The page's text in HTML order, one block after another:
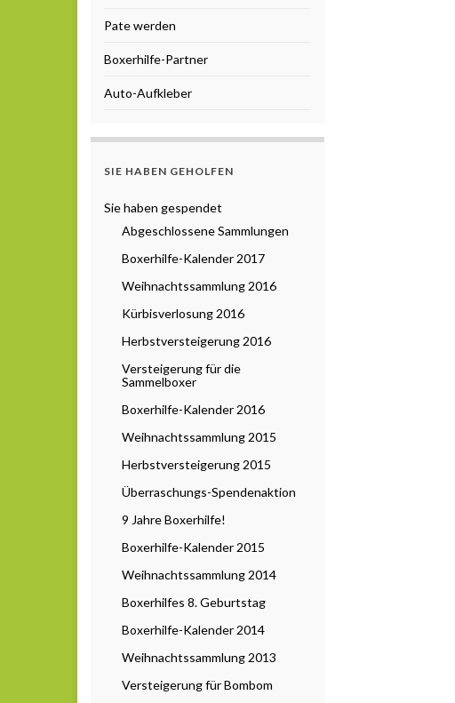
Pate werden
Boxerhilfe-Partner
Auto-Aufkleber
SIE HABEN GEHOLFEN
Sie haben gespendet
Abgeschlossene Sammlungen
Boxerhilfe-Kalender 2017
Weihnachtssammlung 2016
Kürbisverlosung 2016
Herbstversteigerung 2016
Versteigerung für die
Sammelboxer
Boxerhilfe-Kalender 2016
Weihnachtssammlung 2015
Herbstversteigerung 2015
Überraschungs-Spendenaktion
9 Jahre Boxerhilfe!
Boxerhilfe-Kalender 2015
Weihnachtssammlung 2014
Boxerhilfes 8. Geburtstag
Boxerhilfe-Kalender 2014
Weihnachtssammlung 2013
Versteigerung für Bombom